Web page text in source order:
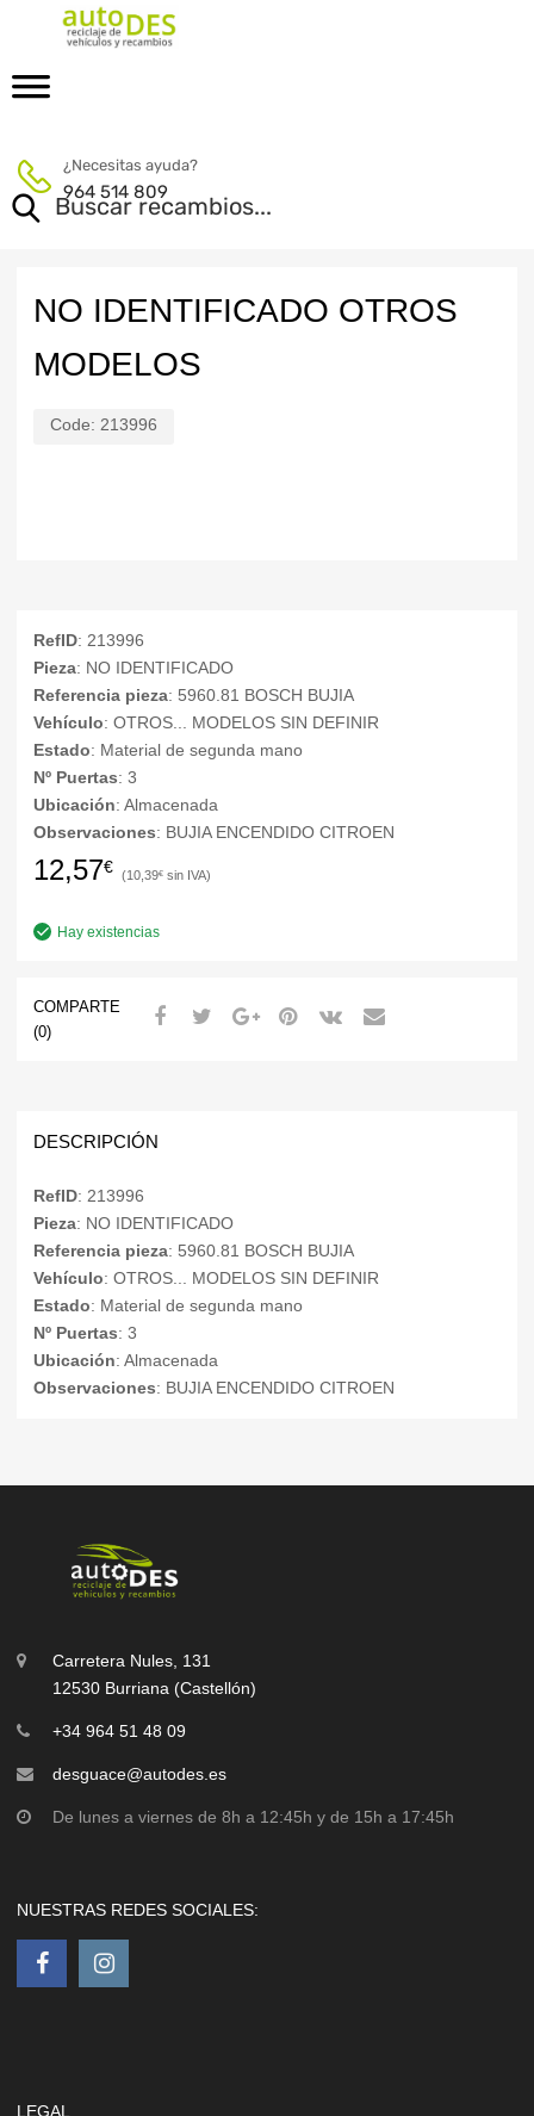
¿Necesitas ayuda?
964 514 809
NO IDENTIFICADO OTROS
MODELOS
Code: 213996
RefID: 213996
Pieza: NO IDENTIFICADO
Referencia pieza: 5960.81 BOSCH BUJIA
Vehículo: OTROS... MODELOS SIN DEFINIR
Estado: Material de segunda mano
Nº Puertas: 3
Ubicación: Almacenada
Observaciones: BUJIA ENCENDIDO CITROEN
12,57€ 10,39€
Hay existencias
COMPARTE
(0)
DESCRIPCIÓN
RefID: 213996
Pieza: NO IDENTIFICADO
Referencia pieza: 5960.81 BOSCH BUJIA
Vehículo: OTROS... MODELOS SIN DEFINIR
Estado: Material de segunda mano
Nº Puertas: 3
Ubicación: Almacenada
Observaciones: BUJIA ENCENDIDO CITROEN
Carretera Nules, 131
12530 Burriana (Castellón)
+34 964 51 48 09
desguace@autodes.es
De lunes a viernes de 8h a 12:45h y de 15h a 17:45h
NUESTRAS REDES SOCIALES:
LEGAL